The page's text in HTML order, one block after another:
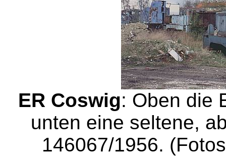
ER Coswig: Oben die
unten eine seltene,
146067/1956.